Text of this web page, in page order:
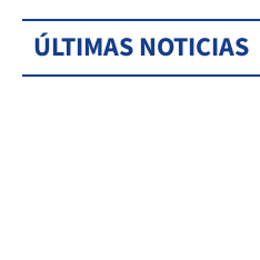
ÚLTIMAS NOTICIAS